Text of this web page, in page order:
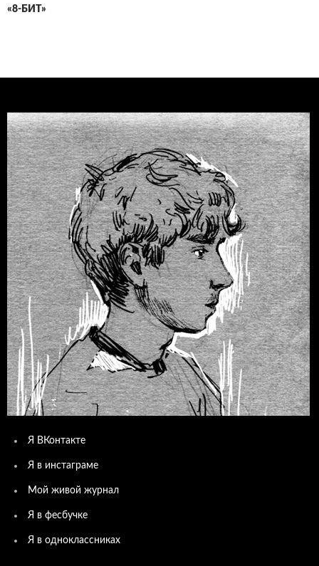
«8-БИТ»
Я ВКонтакте
Я в инстаграме
Мой живой журнал
Я в фесбучке
Я в одноклассниках